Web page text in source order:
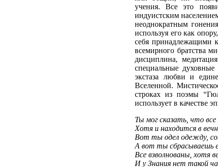
учения. Все это
индуистским
неоднократным
используя его как
себя принадлежащими
всемирного братства
дисциплина,
специальные
экстаза любви и
Вселенной.
строках из поэмы
использует в качестве
Ты мог сказать, что все
Хотя и находится в
Вот ты одел одежду,
А вот ты сбрасываешь
Все взволнованы, хотя
И у Знания нет такой